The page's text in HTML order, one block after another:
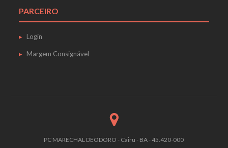
PARCEIRO
Login
Margem Consignável
PC MARECHAL DEODORO - Cairu - BA - 45.420-000